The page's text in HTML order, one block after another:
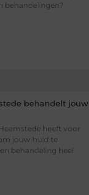
behandelingen?
behandelt jouw
heeft voor
jouw huid te
behandeling heel